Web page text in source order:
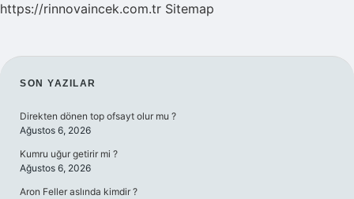
https://rinnovaincek.com.tr Sitemap
SIDEBAR
SON YAZILAR
Direkten dönen top ofsayt olur mu ?
Ağustos 6, 2026
Kumru uğur getirir mi ?
Ağustos 6, 2026
Aron Feller aslında kimdir ?